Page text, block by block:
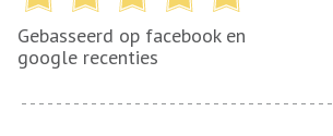
Gebasseerd op facebook en
google recenties